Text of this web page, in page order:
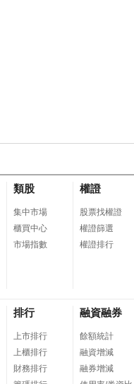
類股
集中市場
櫃買中心
市場指數
權證
股票找權證
權證篩選
權證排行
排行
上市排行
上櫃排行
財務排行
融資融券
餘額統計
融資增減
融券增減